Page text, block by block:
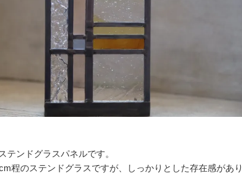
テンドグラスパネルです。
程のステンドグラスですが、しっかりとした存在感があり